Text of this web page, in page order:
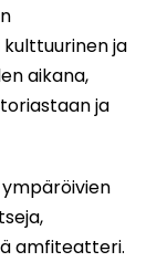
ja
aikana,
ja
amfiteatteri.